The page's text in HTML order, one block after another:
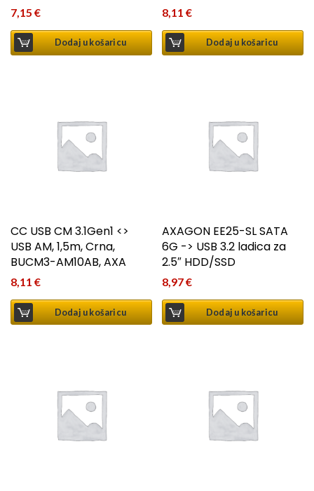
7,15 €
Dodaj u košaricu
8,11€
Dodaj u košaricu
CC USB CM 3.1Gen1 <>
USB AM, 1,5m, Crna,
BUCM3-AM10AB, AXA
8,11 €
Dodaj u košaricu
AXAGON EE25-SL SATA
6G -> USB 3.2 ladica za
2.5″ HDD/SSD
8,97€
Dodaj u košaricu